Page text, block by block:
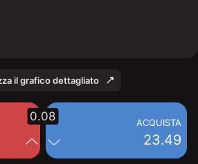
il grafico dettagliato
ACQUISTA
23.49
0.08